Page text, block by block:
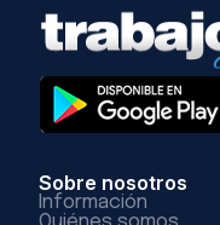
Sobre nosotros
Información